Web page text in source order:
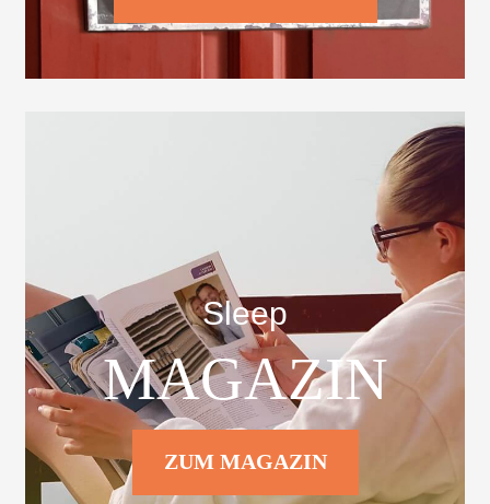
Sleep
MAGAZIN
ZUM MAGAZIN